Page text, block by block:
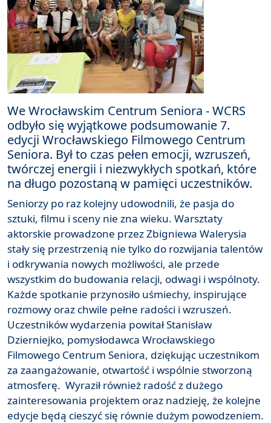
We Wrocławskim Centrum Seniora - WCRS
odbyło się wyjątkowe podsumowanie 7.
edycji Wrocławskiego Filmowego Centrum
Seniora. Był to czas pełen emocji, wzruszeń,
twórczej energii i niezwykłych spotkań, które
na długo pozostaną w pamięci uczestników.
Seniorzy po raz kolejny udowodnili, że pasja do
sztuki, filmu i sceny nie zna wieku. Warsztaty
aktorskie prowadzone przez Zbigniewa Walerysia
stały się przestrzenią nie tylko do rozwijania talentów
i odkrywania nowych możliwości, ale przede
wszystkim do budowania relacji, odwagi i wspólnoty.
Każde spotkanie przynosiło uśmiechy, inspirujące
rozmowy oraz chwile pełne radości i wzruszeń.
Uczestników wydarzenia powitał Stanisław
Dzierniejko, pomysłodawca Wrocławskiego
Filmowego Centrum Seniora, dziękując uczestnikom
za zaangażowanie, otwartość i wspólnie stworzoną
atmosferę. Wyraził również radość z dużego
zainteresowania projektem oraz nadzieję, że kolejne
edycje będą cieszyć się równie dużym powodzeniem.